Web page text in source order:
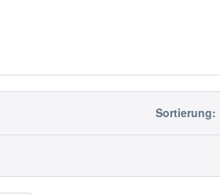
Sortierung: